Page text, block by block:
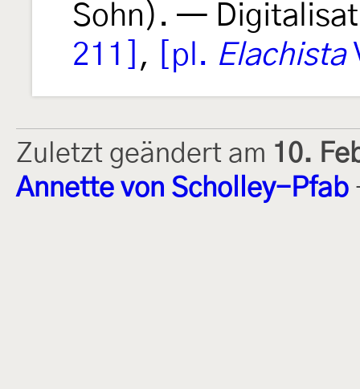
Sohn). —
211]
, [pl. Elachista
Zuletzt geändert am 10.
Annette von Scholley-Pfab